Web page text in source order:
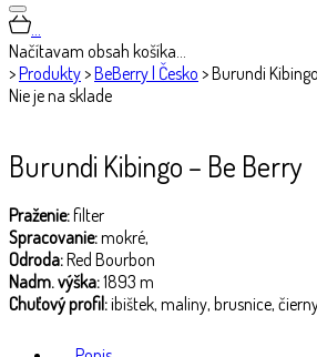
…
Načítavam obsah košíka…
>Produkty>BeBerry | Česko >Burundi
Nie je na sklade
Burundi Kibingo – Be Berry
Praženie:filter
Spracovanie:mokré,
Odroda:Red Bourbon
Nadm. výška:1893 m
Chuťový profil:ibištek, maliny, brusnice,